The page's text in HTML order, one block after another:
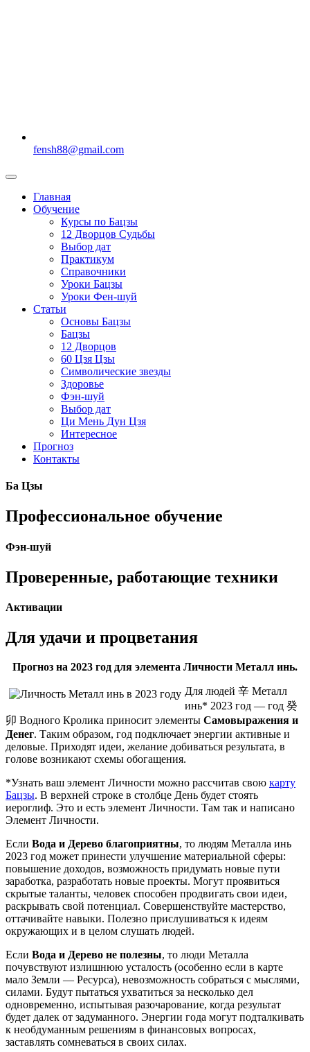
fensh88@gmail.com
Главная
Обучение
Курсы по Бацзы
12 Дворцов Судьбы
Выбор дат
Практикум
Справочники
Уроки Бацзы
Уроки Фен-шуй
Статьи
Основы Бацзы
Бацзы
12 Дворцов
60 Цзя Цзы
Символические звезды
Здоровье
Фэн-шуй
Выбор дат
Ци Мень Дун Цзя
Интересное
Прогноз
Контакты
Ба Цзы
Профессиональное обучение
Фэн-шуй
Проверенные, работающие техники
Активации
Для удачи и процветания
Прогноз на 2023 год для элемента Личности Металл инь.
Для людей 辛 Металл
инь* 2023 год — год 癸
卯 Водного Кролика приносит элементы Самовыражения и
Денег. Таким образом, год подключает энергии активные и
деловые. Приходят идеи, желание добиваться результата, в
голове возникают схемы обогащения.
*Узнать ваш элемент Личности можно рассчитав свою карту
Бацзы. В верхней строке в столбце День будет стоять
иероглиф. Это и есть элемент Личности. Там так и написано
Элемент Личности.
Если Вода и Дерево благоприятны, то людям Металла инь
2023 год может принести улучшение материальной сферы:
повышение доходов, возможность придумать новые пути
заработка, разработать новые проекты. Могут проявиться
скрытые таланты, человек способен продвигать свои идеи,
раскрывать свой потенциал. Совершенствуйте мастерство,
оттачивайте навыки. Полезно прислушиваться к идеям
окружающих и в целом слушать людей.
Если Вода и Дерево не полезны, то люди Металла
почувствуют излишнюю усталость (особенно если в карте
мало Земли — Ресурса), невозможность собраться с мыслями,
силами. Будут пытаться ухватиться за несколько дел
одновременно, испытывая разочарование, когда результат
будет далек от задуманного. Энергии года могут подталкивать
к необдуманным решениям в финансовых вопросах,
заставлять сомневаться в своих силах.